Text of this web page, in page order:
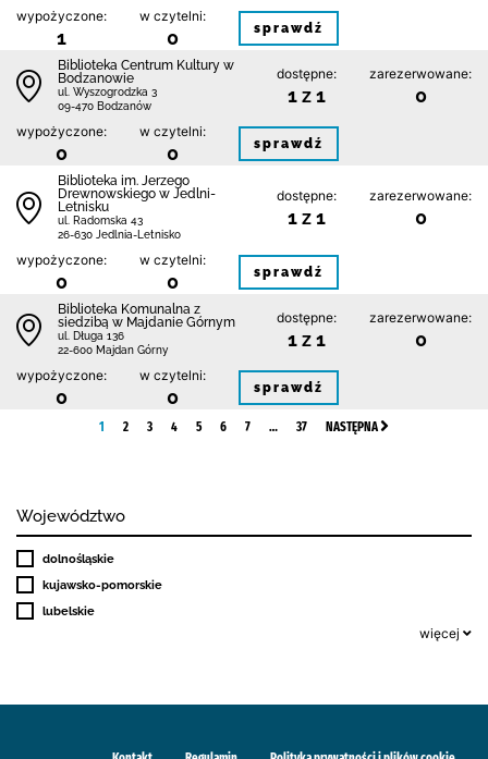
wypożyczone:
1
w czytelni:
0 sprawdź
Biblioteka Centrum Kultury w
Bodzanowie
ul. Wyszogrodzka 3
09-470 Bodzanów
dostępne:
1 z 1
zarezerwowane:
0
wypożyczone:
0
w czytelni:
0 sprawdź
Biblioteka im. Jerzego
Drewnowskiego w Jedlni-
Letnisku
ul. Radomska 43
26-630 Jedlnia-Letnisko
dostępne:
1 z 1
zarezerwowane:
0
wypożyczone:
0
w czytelni:
0 sprawdź
Biblioteka Komunalna z
siedzibą w Majdanie Górnym
ul. Długa 136
22-600 Majdan Górny
dostępne:
1 z 1
zarezerwowane:
0
wypożyczone:
0
w czytelni:
0 sprawdź
1 2 3 4 5 6 7 … 37 NASTĘPNA
Województwo
dolnośląskie
kujawsko-pomorskie
lubelskie
więcej